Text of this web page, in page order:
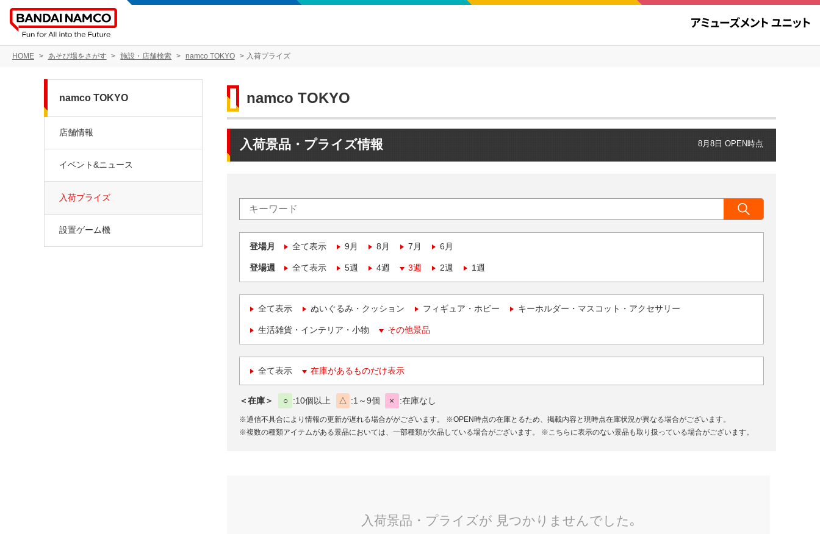
HOME あそび場をさがす 施設・店舗検索 namco TOKYO 入荷プライズ
namco TOKYO
入荷景品・プライズ情報 8月8日 OPEN時点
登場月 全て表示 9月 8月 7月 6月
登場週 全て表示 5週 4週 3週 2週 1週
全て表示 ぬいぐるみ・クッション フィギュア・ホビー キーホルダー・マスコット・アクセサリー
生活雑貨・インテリア・小物 その他景品
全て表示 在庫があるものだけ表示
＜在庫＞ ○ 10個以上 △ 1～9個 × 在庫なし
※通信不具合により情報の更新が遅れる場合ががございます。
※OPEN時点の在庫とるため、掲載内容と現時点在庫状況が異なる場合がございます。
※複数の種類アイテムがある景品においては、一部種類が欠品している場合がございます。
※こちらに表示のない景品も取り扱っている場合がございます。
namco TOKYO
店舗情報
イベント&ニュース
入荷プライズ
設置ゲーム機